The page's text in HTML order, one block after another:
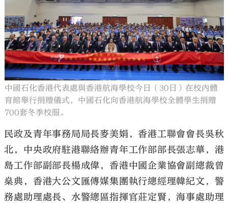
中國石化香港代表處與香港航海學校今日（30日）在校內體
育館舉行捐贈儀式，中國石化向香港航海學校全體學生捐贈
700套冬季校服。
民政及青年事務局局長麥美娟，香港工聯會會長吳秋
北，中央政府駐港聯絡辦青年工作部部長張志華，港
島工作部副部長楊成偉，香港中國企業協會副總裁曾
燊典，香港大公文匯傳媒集團執行總經理韓紀文，警
務處助理處長、水警總區指揮官莊定賢，海事處助理